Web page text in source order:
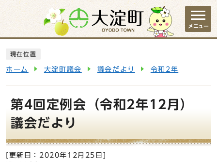
ページの先頭です
メニュー
現在位置
ホーム 大淀町議会 議会だより 令和2年
第4回定例会（令和2年12月）
議会だより
[更新日： 2020年12月25日